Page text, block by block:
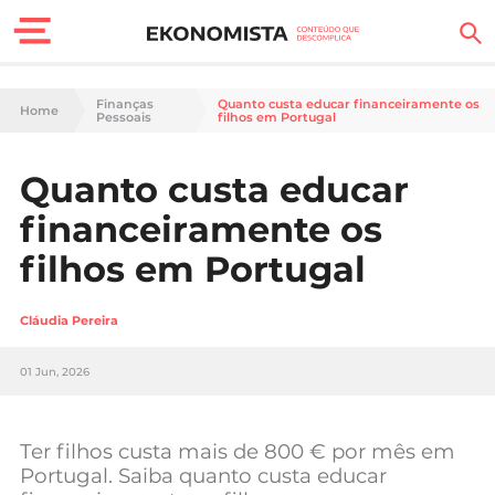
Finanças Pessoais
Carreira
Casa
Lifestyle
Sociedade
Negócios
Home
Finanças
Pessoais
Quanto custa educar financeiramente os
filhos em Portugal
Quanto custa educar
financeiramente os
filhos em Portugal
Cláudia Pereira
01 Jun, 2026
Ter filhos custa mais de 800 € por mês em
Portugal. Saiba quanto custa educar